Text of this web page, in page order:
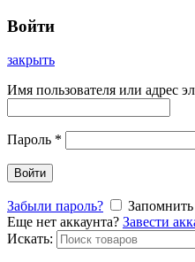
Войти
закрыть
Имя пользователя или адрес
Пароль *
Войти
Забыли пароль?
Еще нет аккаунта? Завести
Искать: